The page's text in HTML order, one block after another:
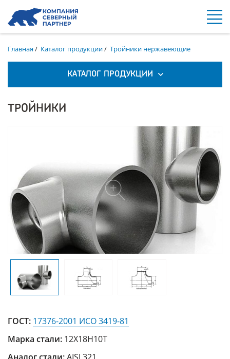
Главная/ Каталог продукции/ Тройники нержавеющие
КАТАЛОГ ПРОДУКЦИИ
ТРОЙНИКИ
ГОСТ: 17376-2001 ИСО 3419-81
Марка стали: 12Х18Н10Т